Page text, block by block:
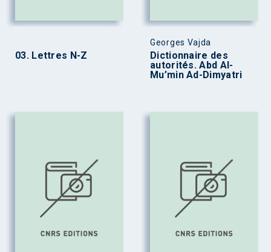
03. Lettres N-Z
Georges Vajda
Dictionnaire des
autorités. Abd Al-
Mu’min Ad-Dimyatri